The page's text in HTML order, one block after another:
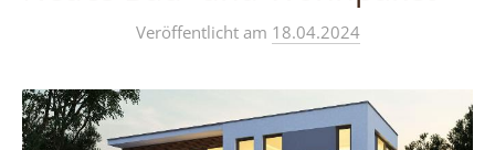
Veröffentlicht am 18.04.2024